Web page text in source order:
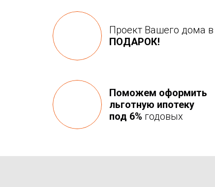
Проект Вашего дома в
ПОДАРОК!
Поможем оформить
льготную ипотеку
под 6% годовых